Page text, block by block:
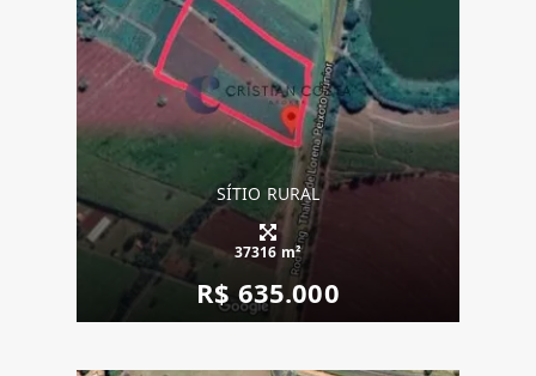
SÍTIO RURAL
37316 m²
R$ 635.000